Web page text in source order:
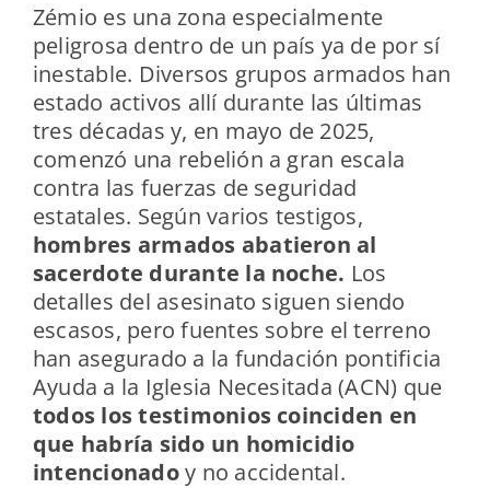
Zémio es una zona especialmente
peligrosa dentro de un país ya de por sí
inestable. Diversos grupos armados han
estado activos allí durante las últimas
tres décadas y, en mayo de 2025,
comenzó una rebelión a gran escala
contra las fuerzas de seguridad
estatales. Según varios testigos,
hombres armados abatieron al
sacerdote durante la noche. Los
detalles del asesinato siguen siendo
escasos, pero fuentes sobre el terreno
han asegurado a la fundación pontificia
Ayuda a la Iglesia Necesitada (ACN) que
todos los testimonios coinciden en
que habría sido un homicidio
intencionadoy no accidental.